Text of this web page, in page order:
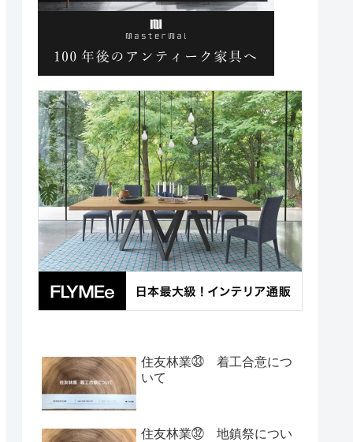
住友林業㉝ 着工合意につ
いて
住友林業㉜ 地鎮祭につい